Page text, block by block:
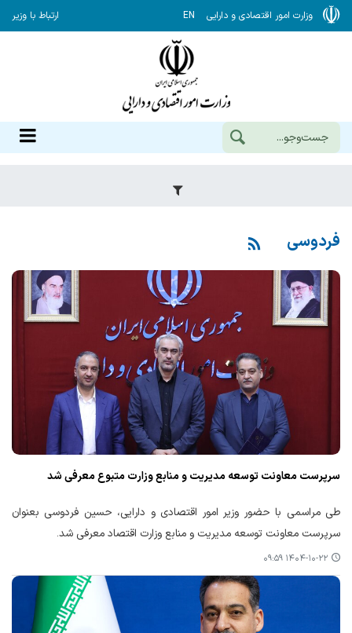
وزارت امور اقتصادی و دارایی EN ارتباط با وزیر
فردوسی
سرپرست معاونت توسعه مدیریت و منابع وزارت متبوع معرفی شد
طی مراسمی با حضور وزیر امور اقتصادی و دارایی، حسین فردوسی بعنوان
سرپرست معاونت توسعه مدیریت و منابع وزارت اقتصاد معرفی شد.
۱۴۰۴-۱۰-۲۲ ۰۹:۵۹